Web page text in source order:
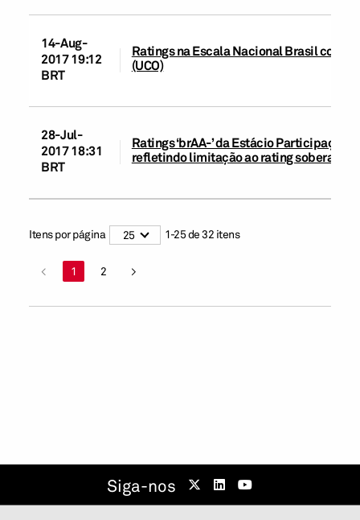
14-Aug-
2017 19:12
BRT
Ratings na Escala Nacional Brasil
(UCO)
28-Jul-
2017 18:31
BRT
Ratings ‘brAA-’ da Estácio
refletindo limitação ao rating soberano
Itens por página 25 1-25de32 itens
< 1 2 >
Siga-nos